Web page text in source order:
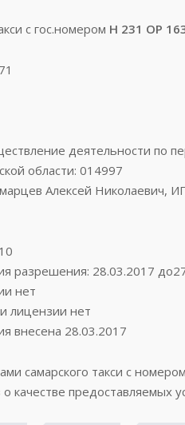
с гос.номером Н 231 ОР
деятельности по
области: 014997
Алексей Николаевич,
разрешения: 28.03.2017
нет
лицензии нет
внесена 28.03.2017
самарского такси с
качестве предоставляемых